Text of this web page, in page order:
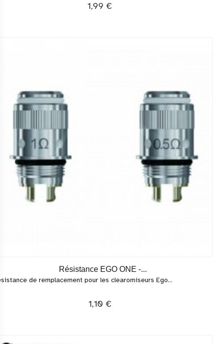
1,99 €
Résistance EGO ONE -...
de remplacement pour les clearomiseurs Ego...
1,10 €